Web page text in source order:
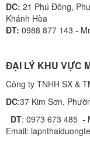
DC: 21 Phú Đông,
Khánh Hòa
ĐT: 0988 877 143 -
ĐẠI LÝ KHU VỰC
Công ty TNHH SX &
DC:37 Kim Sơn,
DT: 0973 673 485 -
Email: